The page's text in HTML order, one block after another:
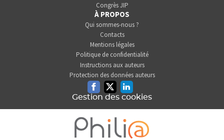
Congrès JIP
À PROPOS
Qui sommes-nous ?
Contacts
Mentions légales
Politique de confidentialité
Instructions aux auteurs
Protection des données auteurs
FacebookTwitterLinkedin
Gestion des cookies